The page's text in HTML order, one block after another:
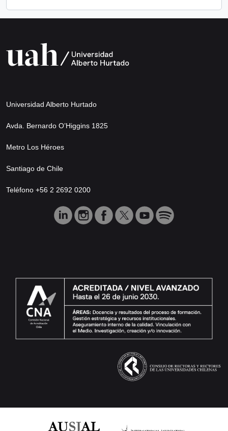
Universidad Alberto Hurtado
Avda. Bernardo O’Higgins 1825
Metro Los Héroes
Santiago de Chile
Teléfono +56 2 2692 0200